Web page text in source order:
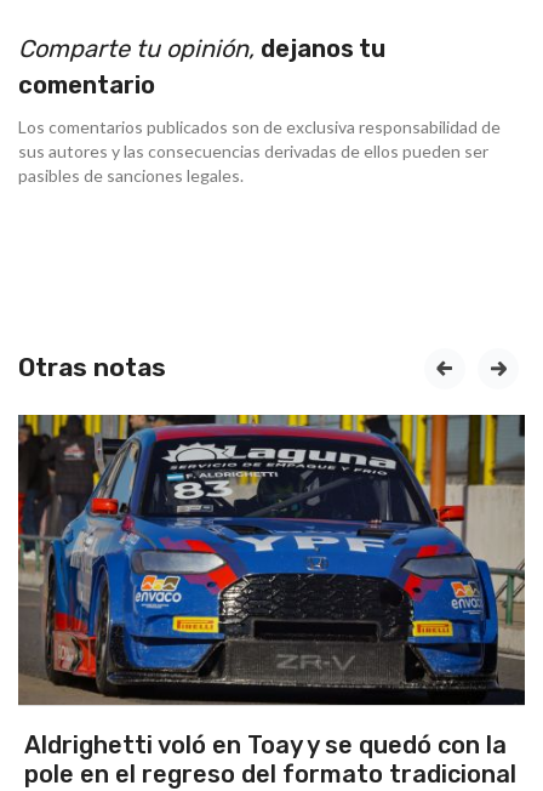
Comparte tu opinión, dejanos tu
comentario
Los comentarios publicados son de exclusiva responsabilidad de
sus autores y las consecuencias derivadas de ellos pueden ser
pasibles de sanciones legales.
Otras notas
con la
Emanuel Ance, subcampeón
Rosario
prev next